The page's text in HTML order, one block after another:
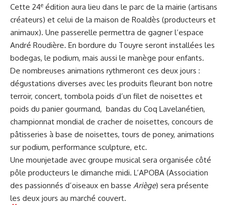
Cette 24e édition aura lieu dans le parc de la mairie (artisans
créateurs) et celui de la maison de Roaldès (producteurs et
animaux). Une passerelle permettra de gagner l’espace
André Roudière. En bordure du Touyre seront installées les
bodegas, le podium, mais aussi le manège pour enfants.
De nombreuses animations rythmeront ces deux jours :
dégustations diverses avec les produits fleurant bon notre
terroir, concert, tombola poids d’un filet de noisettes et
poids du panier gourmand, bandas du Coq Lavelanétien,
championnat mondial de cracher de noisettes, concours de
pâtisseries à base de noisettes, tours de poney, animations
sur podium, performance sculpture, etc.
Une mounjetade avec groupe musical sera organisée côté
pôle producteurs le dimanche midi. L’APOBA (Association
des passionnés d’oiseaux en basse Ariège) sera présente
les deux jours au marché couvert.